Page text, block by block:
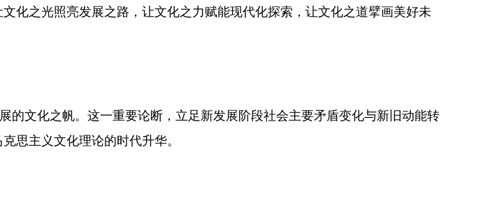
之光照亮发展之路，让文化之力赋能现代化探索，让文化之道擘画美好未
文化之帆。这一重要论断，立足新发展阶段社会主要矛盾变化与新旧动能转
思主义文化理论的时代升华。